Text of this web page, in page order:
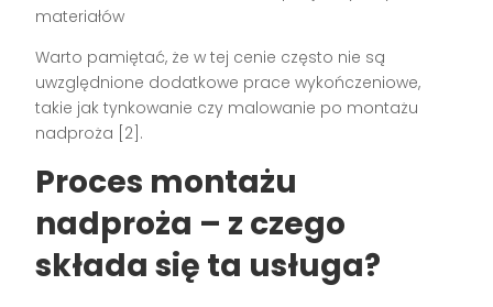
materiałów
Warto pamiętać, że w tej cenie często nie są
uwzględnione dodatkowe prace wykończeniowe,
takie jak tynkowanie czy malowanie po montażu
nadproża [2].
Proces montażu
nadproża – z czego
składa się ta usługa?